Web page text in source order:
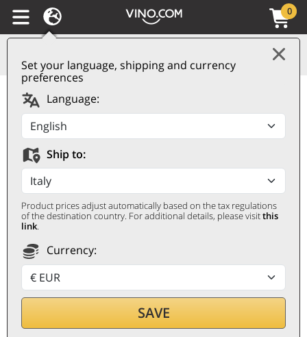
Set your language, shipping and currency
preferences
Language:
Ship to:
Product prices adjust automatically based on the tax regulations
of the destination country. For additional details, please visitthis
link.
Currency:
SAVE
0
Sicilia DOC Grillo 2024
Li Ciuri
LI CIURI
0,75 ℓ
11,90€